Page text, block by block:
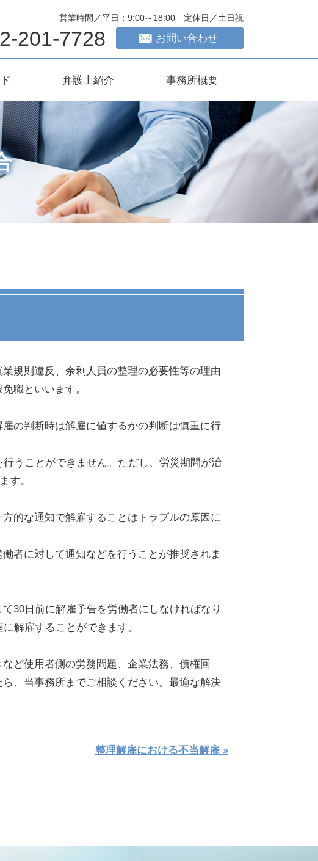
営業時間／平日：9:00～18:00 定休日／土日祝
201-7728 お問い合わせ
弁護士紹介 事務所概要
規則違反、余剰人員の整理の必要性等の理由
職といいます。
の判断時は解雇に値するかの判断は慎重に行
うことができません。ただし、労災期間が治
す。
的な通知で解雇することはトラブルの原因に
者に対して通知などを行うことが推奨されま
30日前に解雇予告を労働者にしなければなり
解雇することができます。
ど使用者側の労務問題、企業法務、債権回
、当事務所までご相談ください。最適な解決
整理解雇における不当解雇 »